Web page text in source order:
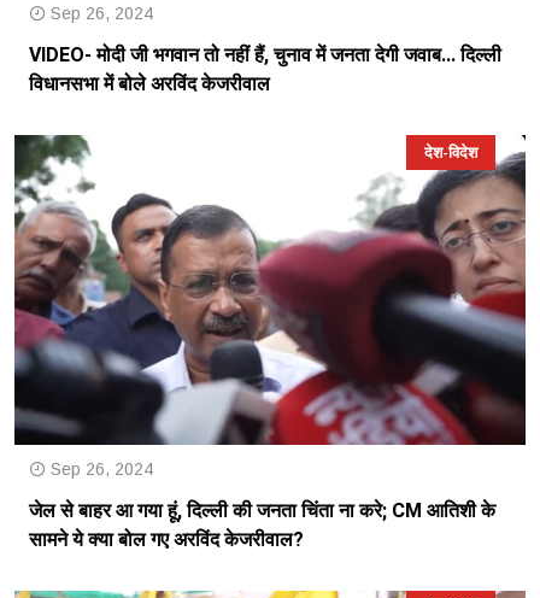
Sep 26, 2024
VIDEO- मोदी जी भगवान तो नहीं हैं, चुनाव में जनता देगी जवाब... दिल्ली
विधानसभा में बोले अरविंद केजरीवाल
देश-विदेश
Sep 26, 2024
जेल से बाहर आ गया हूं, दिल्ली की जनता चिंता ना करे; CM आतिशी के
सामने ये क्या बोल गए अरविंद केजरीवाल?